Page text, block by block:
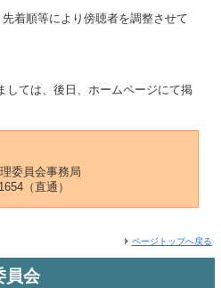
先着順等により傍聴者を調整させて
ては、後日、ホームページにて掲
委員会事務局
（直通）
ページトップへ戻る
員会